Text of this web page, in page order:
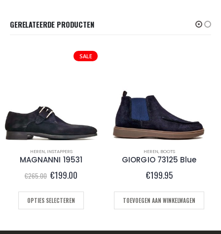
GERELATEERDE PRODUCTEN
HEREN,BOOTS
GIORGIO 73125 Blue
€ 199.95
TOEVOEGEN AAN WINKELWAGEN
HEREN ,SNEAKERS
€135.00
OPTIES SELECTEREN